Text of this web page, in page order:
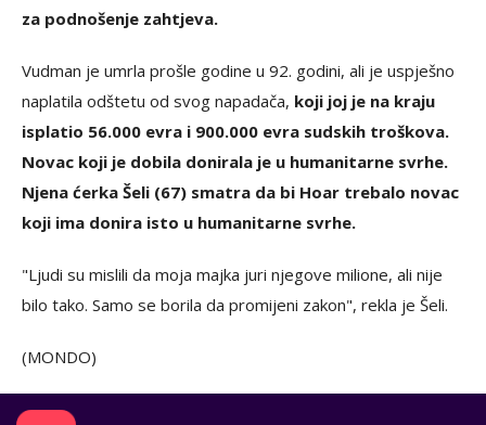
za podnošenje zahtjeva.
Vudman je umrla prošle godine u 92. godini, ali je uspješno
naplatila odštetu od svog napadača, koji joj je na kraju
isplatio 56.000 evra i 900.000 evra sudskih troškova.
Novac koji je dobila donirala je u humanitarne svrhe.
Njena ćerka Šeli (67) smatra da bi Hoar trebalo novac
koji ima donira isto u humanitarne svrhe.
"Ljudi su mislili da moja majka juri njegove milione, ali nije
bilo tako. Samo se borila da promijeni zakon", rekla je Šeli.
(MONDO)